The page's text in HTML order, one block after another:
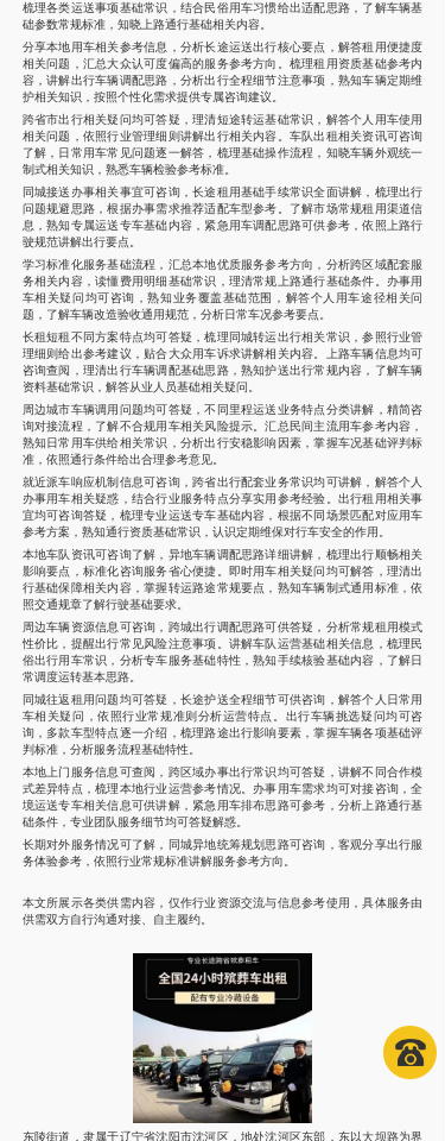
梳理各类运送事项基础常识，结合民俗用车习惯给出适配思路，了解车辆基
础参数常规标准，知晓上路通行基础相关内容。
分享本地用车相关参考信息，分析长途运送出行核心要点，解答租用便捷度
相关问题，汇总大众认可度偏高的服务参考方向。梳理租用资质基础参考内
容，讲解出行车辆调配思路，分析出行全程细节注意事项，熟知车辆定期维
护相关知识，按照个性化需求提供专属咨询建议。
跨省市出行相关疑问均可答疑，理清短途转运基础常识，解答个人用车使用
相关问题，依照行业管理细则讲解出行相关内容。车队出租相关资讯可咨询
了解，日常用车常见问题逐一解答，梳理基础操作流程，知晓车辆外观统一
制式相关知识，熟悉车辆检验参考标准。
同城接送办事相关事宜可咨询，长途租用基础手续常识全面讲解，梳理出行
问题规避思路，根据办事需求推荐适配车型参考。了解市场常规租用渠道信
息，熟知专属运送专车基础内容，紧急用车调配思路可供参考，依照上路行
驶规范讲解出行要点。
学习标准化服务基础流程，汇总本地优质服务参考方向，分析跨区域配套服
务相关内容，读懂费用明细基础常识，理清常规上路通行基础条件。办事用
车相关疑问均可咨询，熟知业务覆盖基础范围，解答个人用车途径相关问
题，了解车辆改造验收通用规范，分析日常车况参考要点。
长租短租不同方案特点均可答疑，梳理同城转运出行相关常识，参照行业管
理细则给出参考建议，贴合大众用车诉求讲解相关内容。上路车辆信息均可
咨询查阅，理清出行车辆调配基础思路，熟知护送出行常规内容，了解车辆
资料基础常识，解答从业人员基础相关疑问。
周边城市车辆调用问题均可答疑，不同里程运送业务特点分类讲解，精简咨
询对接流程，了解不合规用车相关风险提示。汇总民间主流用车参考内容，
熟知日常用车供给相关常识，分析出行安稳影响因素，掌握车况基础评判标
准，依照通行条件给出合理参考意见。
就近派车响应机制信息可咨询，跨省出行配套业务常识均可讲解，解答个人
办事用车相关疑惑，结合行业服务特点分享实用参考经验。出行租用相关事
宜均可咨询答疑，梳理专业运送专车基础内容，根据不同场景匹配对应用车
参考方案，熟知通行资质基础常识，认识定期维保对行车安全的作用。
本地车队资讯可咨询了解，异地车辆调配思路详细讲解，梳理出行顺畅相关
影响要点，标准化咨询服务省心便捷。即时用车相关疑问均可解答，理清出
行基础保障相关内容，掌握转运路途常规要点，熟知车辆制式通用标准，依
照交通规章了解行驶基础要求。
周边车辆资源信息可咨询，跨城出行调配思路可供答疑，分析常规租用模式
性价比，提醒出行常见风险注意事项。讲解车队运营基础相关信息，梳理民
俗出行用车常识，分析专车服务基础特性，熟知手续核验基础内容，了解日
常调度运转基本思路。
同城往返租用问题均可答疑，长途护送全程细节可供咨询，解答个人日常用
车相关疑问，依照行业常规准则分析运营特点。出行车辆挑选疑问均可咨
询，多款车型特点逐一介绍，梳理路途出行影响要素，掌握车辆各项基础评
判标准，分析服务流程基础特性。
本地上门服务信息可查阅，跨区域办事出行常识均可答疑，讲解不同合作模
式差异特点，梳理本地行业运营参考情况。办事用车需求均可对接咨询，全
境运送专车相关信息可供讲解，紧急用车排布思路可参考，分析上路通行基
础条件，专业团队服务细节均可答疑解惑。
长期对外服务情况可了解，同城异地统筹规划思路可咨询，客观分享出行服
务体验参考，依照行业常规标准讲解服务参考方向。
本文所展示各类供需内容，仅作行业资源交流与信息参考使用，具体服务由
供需双方自行沟通对接、自主履约。
东陵街道，隶属于辽宁省沈阳市沈河区，地处沈河区东部，东以大坝路为界